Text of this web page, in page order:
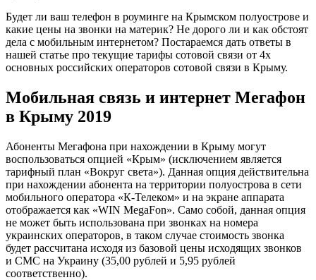
Будет ли ваш телефон в роуминге на Крымском полуострове и
какие цены на звонки на материк? Не дорого ли и как обстоят
дела с мобильным интернетом? Постараемся дать ответы в
нашей статье про текущие тарифы сотовой связи от 4х
основных российских операторов сотовой связи в Крыму.
Мобильная связь и интернет Мегафон
в Крыму 2019
Абоненты Мегафона при нахождении в Крыму могут
воспользоваться опцией «Крым» (исключением является
тарифный план «Вокруг света»). Данная опция действительна
при нахождении абонента на территории полуострова в сети
мобильного оператора «К-Телеком» и на экране аппарата
отображается как «WIN MegaFon». Само собой, данная опция
не может быть использована при звонках на номера
украинских операторов, в таком случае стоимость звонка
будет рассчитана исходя из базовой цены исходящих звонков
и СМС на Украину (35,00 рублей и 5,95 рублей
соответственно).